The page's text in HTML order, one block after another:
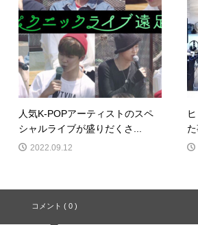
人気K-POPアーティストのスペ
シャルライブが盛りだくさ...
2022.09.12
コメント ( 0 )